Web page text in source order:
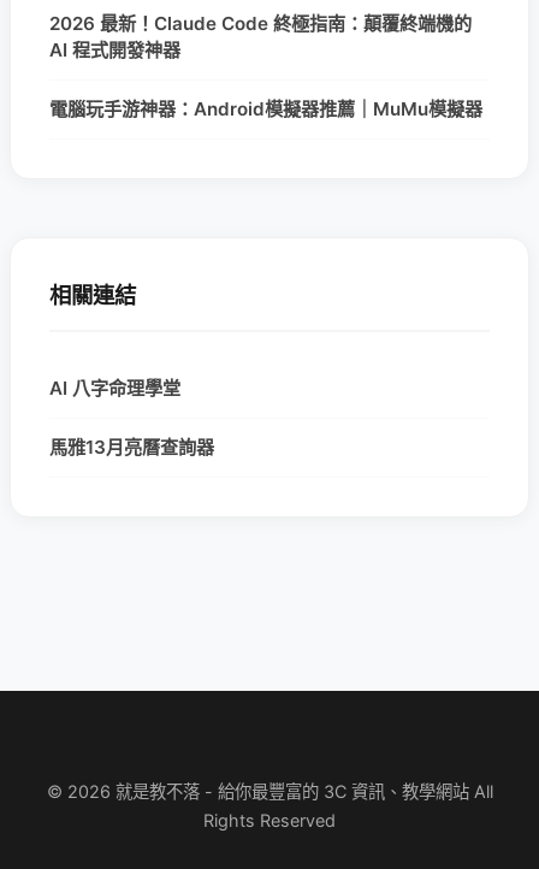
2026 最新！Claude Code 終極指南：顛覆終端機的
AI 程式開發神器
電腦玩手游神器：Android模擬器推薦｜MuMu模擬器
相關連結
AI 八字命理學堂
馬雅13月亮曆查詢器
© 2026 就是教不落 - 給你最豐富的 3C 資訊、教學網站 All
Rights Reserved